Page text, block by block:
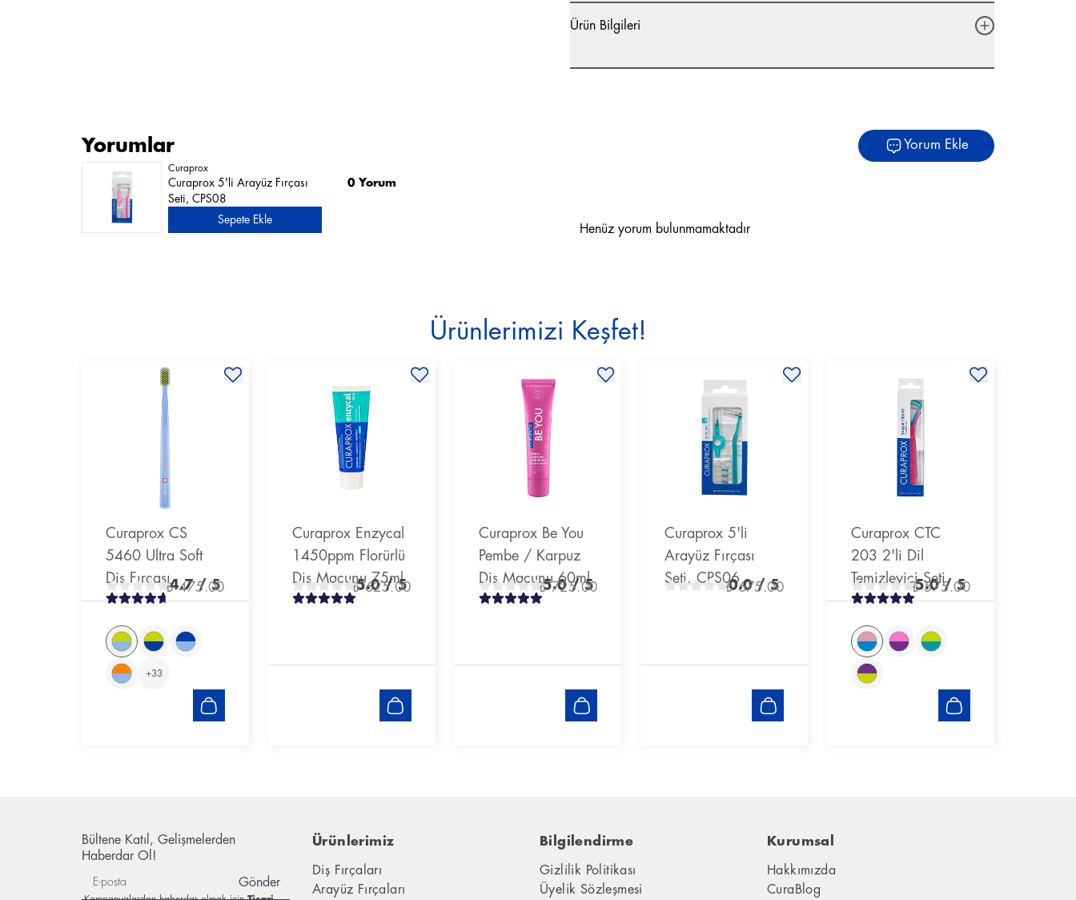
Ürün Bilgileri
Yorumlar Yorum Ekle
Curaprox
Curaprox 5'li Arayüz Fırçası
Seti, CPS08
Sepete Ekle
0 Yorum
Henüz yorum bulunmamaktadır
Ürünlerimizi Keşfet!
Curaprox CS
5460 Ultra Soft
Diş Fırçası4.7/ 5
₺ 475.00
+33
Curaprox Enzycal
1450ppm Florürlü
Diş Macunu 75ml
5.0/ 5
₺ 625.00
Curaprox Be You
Pembe / Karpuz
Diş Macunu 60ml
5.0/ 5
₺ 725.00
Curaprox 5'li
Arayüz Fırçası
Seti, CPS060.0/ 5
₺ 675.00
Curaprox CTC
203 2'li Dil
Temizleyici Seti
5.0/ 5
₺ 575.00
Bültene Katıl, Gelişmelerden
Haberdar Ol!
Gönder
Ürünlerimiz
Diş Fırçaları
Arayüz Fırçaları
Bilgilendirme
Gizlilik Politikası
Üyelik Sözleşmesi
Kurumsal
Hakkımızda
CuraBlog